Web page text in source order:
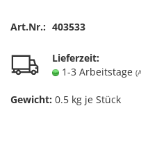
Art.Nr.: 403533
Lieferzeit:
1-3 Arbeitstage
Gewicht: 0.5 kg je Stück